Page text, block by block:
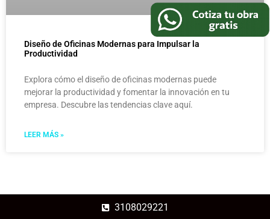
Diseño de Oficinas Modernas para Impulsar la
Productividad
Explora cómo el diseño de oficinas modernas puede
mejorar la productividad y fomentar la innovación en tu
empresa. Descubre las tendencias clave aquí.
LEER MÁS »
3108029221